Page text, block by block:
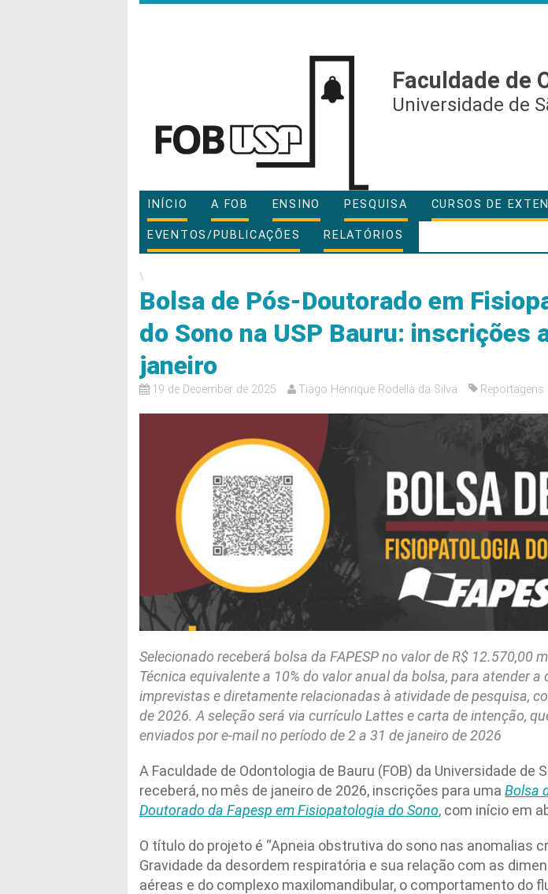
Faculdade de
Universidade de
INÍCIO A FOB ENSINO PESQUISA CURSOS DE
EVENTOS/PUBLICAÇÕES RELATÓRIOS
\
Bolsa de Pós-Doutorado em
do Sono na USP Bauru: inscrições
janeiro
19 de December de 2025 Tiago Henrique Rodella da Silva Reportagens
Selecionado receberá bolsa da FAPESP no valor de R$ 12.570,00
Técnica equivalente a 10% do valor anual da bolsa, para atender a
imprevistas e diretamente relacionadas à atividade de pesquisa,
de 2026. A seleção será via currículo Lattes e carta de intenção,
enviados por e-mail no período de 2 a 31 de janeiro de 2026
A Faculdade de Odontologia de Bauru (FOB) da Universidade de
receberá, no mês de janeiro de 2026, inscrições para uma Bolsa
Doutorado da Fapesp em Fisiopatologia do Sono, com início em
O título do projeto é “Apneia obstrutiva do sono nas anomalias
Gravidade da desordem respiratória e sua relação com as
aéreas e do complexo maxilomandibular, o comportamento do